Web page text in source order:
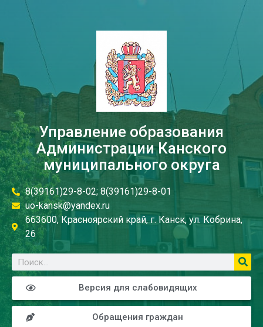
Управление образования
Администрации Канского
муниципального округа
8(39161)29-8-02; 8(39161)29-8-01
uo-kansk@yandex.ru
663600, Красноярский край, г. Канск, ул. Кобрина,
26
Версия для слабовидящих
Обращения граждан